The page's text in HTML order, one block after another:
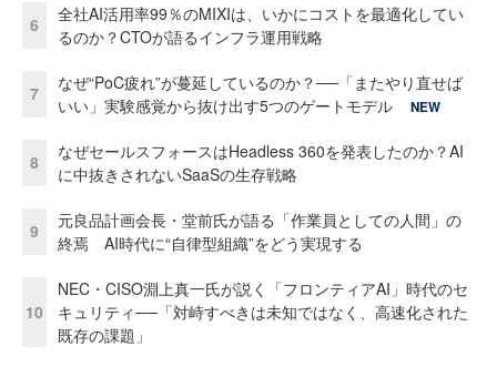
6
全社AI活用率99％のMIXIは、いかにコストを最適化してい
るのか？CTOが語るインフラ運用戦略
7
なぜ“PoC疲れ”が蔓延しているのか？──「またやり直せば
いい」実験感覚から抜け出す5つのゲートモデル
NEW
8
なぜセールスフォースはHeadless 360を発表したのか？AI
に中抜きされないSaaSの生存戦略
9
元良品計画会長・堂前氏が語る「作業員としての人間」の
終焉 AI時代に“自律型組織”をどう実現する
10
NEC・CISO淵上真一氏が説く「フロンティアAI」時代のセ
キュリティ──「対峙すべきは未知ではなく、高速化された
既存の課題」